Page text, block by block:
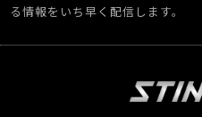
る情報をいち早く配信します。